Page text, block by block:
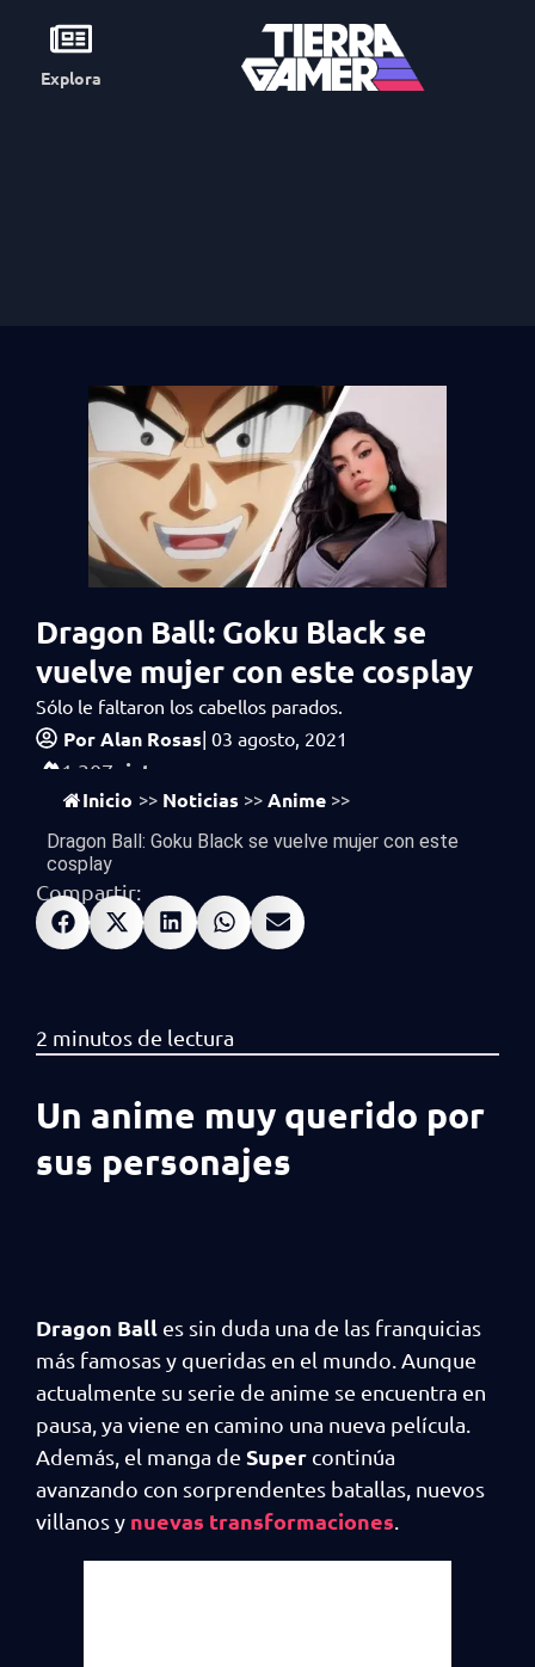
Explora
Dragon Ball: Goku Black se
vuelve mujer con este cosplay
Sólo le faltaron los cabellos parados.
PorAlan Rosas| 03 agosto, 2021
1,307 vistas
Inicio >> Noticias >> Anime >>
Dragon Ball: Goku Black se vuelve mujer con este
cosplay
Compartir:
Un anime muy querido por
sus personajes
Dragon Ball es sin duda una de las franquicias
más famosas y queridas en el mundo. Aunque
actualmente su serie de anime se encuentra en
pausa, ya viene en camino una nueva película.
Además, el manga de Super continúa
avanzando con sorprendentes batallas, nuevos
villanos y nuevas transformaciones